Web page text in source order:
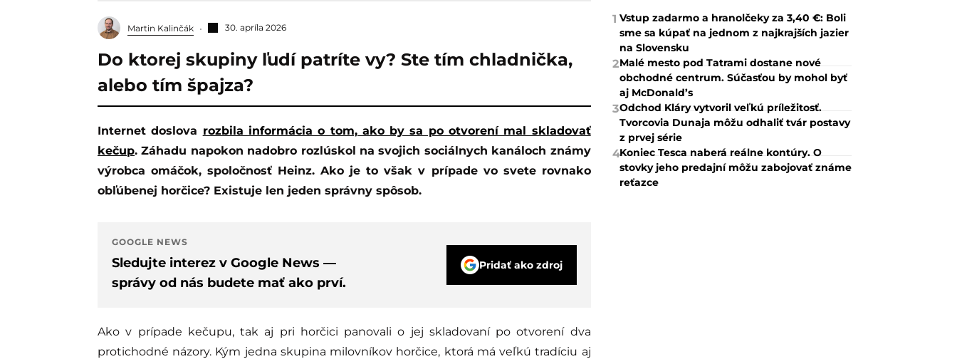
Martin Kalinčák 30. apríla 2026
Do ktorej skupiny ľudí patríte vy? Ste tím chladnička,
alebo tím špajza?
Internet doslova rozbila informácia o tom, ako by sa po otvorení mal skladovať
kečup. Záhadu napokon nadobro rozlúskol na svojich sociálnych kanáloch známy
výrobca omáčok, spoločnosť Heinz. Ako je to však v prípade vo svete rovnako
obľúbenej horčice? Existuje len jeden správny spôsob.
GOOGLE NEWS
Sledujte interez v Google News —
správy od nás budete mať ako prví.
Pridať ako zdroj
Ako v prípade kečupu, tak aj pri horčici panovali o jej skladovaní po otvorení dva
protichodné názory. Kým jedna skupina milovníkov horčice, ktorá má veľkú tradíciu aj
1 Vstup zadarmo a hranolčeky za 3,40 €: Boli
sme sa kúpať na jednom z najkrajších jazier
na Slovensku
2Malé mesto pod Tatrami dostane nové
obchodné centrum. Súčasťou by mohol byť
aj McDonald’s
3Odchod Kláry vytvoril veľkú príležitosť.
Tvorcovia Dunaja môžu odhaliť tvár postavy
z prvej série
4Koniec Tesca naberá reálne kontúry. O
stovky jeho predajní môžu zabojovať známe
reťazce